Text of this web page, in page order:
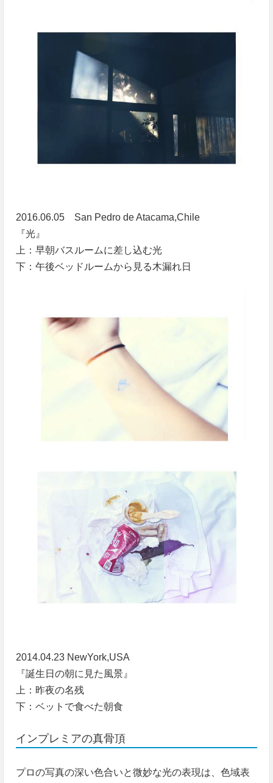
2016.06.05 San Pedro de Atacama,Chile
『光』
上：早朝バスルームに差し込む光
下：午後ベッドルームから見る木漏れ日
2014.04.23 NewYork,USA
『誕生日の朝に見た風景』
上：昨夜の名残
下：ベットで食べた朝食
インプレミアの真骨頂
プロの写真の深い色合いと微妙な光の表現は、色域表